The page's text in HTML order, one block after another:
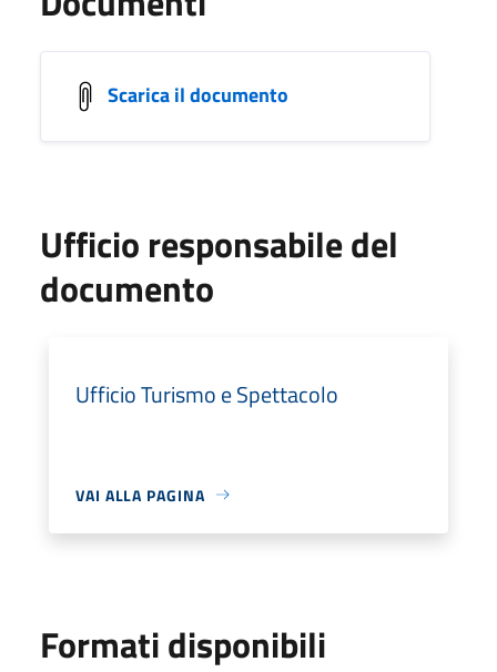
Scarica il documento
Ufficio responsabile del
documento
Ufficio Turismo e Spettacolo
VAI ALLA PAGINA
Formati disponibili